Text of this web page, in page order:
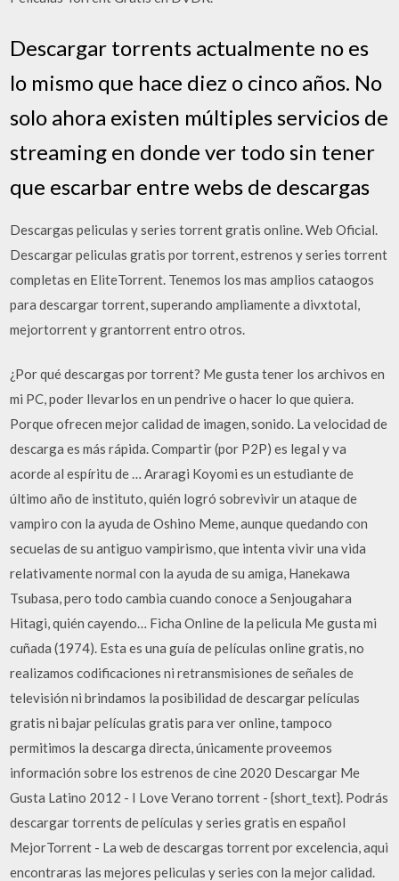
Descargar torrents actualmente no es
lo mismo que hace diez o cinco años. No
solo ahora existen múltiples servicios de
streaming en donde ver todo sin tener
que escarbar entre webs de descargas
Descargas peliculas y series torrent gratis online. Web Oficial.
Descargar peliculas gratis por torrent, estrenos y series torrent
completas en EliteTorrent. Tenemos los mas amplios cataogos
para descargar torrent, superando ampliamente a divxtotal,
mejortorrent y grantorrent entro otros.
¿Por qué descargas por torrent? Me gusta tener los archivos en
mi PC, poder llevarlos en un pendrive o hacer lo que quiera.
Porque ofrecen mejor calidad de imagen, sonido. La velocidad de
descarga es más rápida. Compartir (por P2P) es legal y va
acorde al espíritu de … Araragi Koyomi es un estudiante de
último año de instituto, quién logró sobrevivir un ataque de
vampiro con la ayuda de Oshino Meme, aunque quedando con
secuelas de su antiguo vampirismo, que intenta vivir una vida
relativamente normal con la ayuda de su amiga, Hanekawa
Tsubasa, pero todo cambia cuando conoce a Senjougahara
Hitagi, quién cayendo… Ficha Online de la pelicula Me gusta mi
cuñada (1974). Esta es una guía de películas online gratis, no
realizamos codificaciones ni retransmisiones de señales de
televisión ni brindamos la posibilidad de descargar películas
gratis ni bajar películas gratis para ver online, tampoco
permitimos la descarga directa, únicamente proveemos
información sobre los estrenos de cine 2020 Descargar Me
Gusta Latino 2012 - I Love Verano torrent - {short_text}. Podrás
descargar torrents de películas y series gratis en español
MejorTorrent - La web de descargas torrent por excelencia, aqui
encontraras las mejores peliculas y series con la mejor calidad.